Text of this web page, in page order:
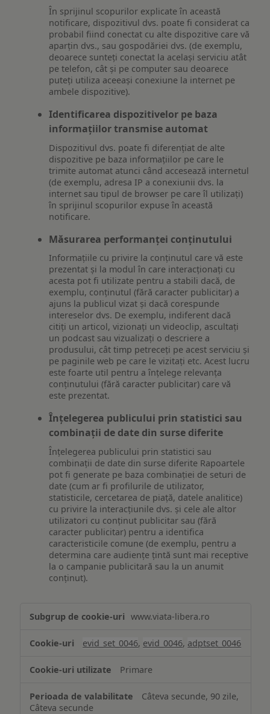
În sprijinul scopurilor explicate în această
notificare, dispozitivul dvs. poate fi considerat ca
probabil fiind conectat cu alte dispozitive care vă
aparțin dvs., sau gospodăriei dvs. (de exemplu,
deoarece sunteți conectat la același serviciu atât
pe telefon, cât și pe computer sau deoarece
puteți utiliza aceeași conexiune la internet pe
ambele dispozitive).
Identificarea dispozitivelor pe baza
informațiilor transmise automat
Dispozitivul dvs. poate fi diferențiat de alte
dispozitive pe baza informațiilor pe care le
trimite automat atunci când accesează internetul
(de exemplu, adresa IP a conexiunii dvs. la
internet sau tipul de browser pe care îl utilizați)
în sprijinul scopurilor expuse în această
notificare.
Măsurarea performanței conținutului
Informațiile cu privire la conținutul care vă este
prezentat și la modul în care interacționați cu
acesta pot fi utilizate pentru a stabili dacă, de
exemplu, conținutul (fără caracter publicitar) a
ajuns la publicul vizat și dacă corespunde
intereselor dvs. De exemplu, indiferent dacă
citiți un articol, vizionați un videoclip, ascultați
un podcast sau vizualizați o descriere a
produsului, cât timp petreceți pe acest serviciu și
pe paginile web pe care le vizitați etc. Acest lucru
este foarte util pentru a înțelege relevanța
conținutului (fără caracter publicitar) care vă
este prezentat.
Înțelegerea publicului prin statistici sau
combinații de date din surse diferite
Înțelegerea publicului prin statistici sau
combinații de date din surse diferite Rapoartele
pot fi generate pe baza combinației de seturi de
date (cum ar fi profilurile de utilizator,
statisticile, cercetarea de piață, datele analitice)
cu privire la interacțiunile dvs. și cele ale altor
utilizatori cu conținut publicitar sau (fără
caracter publicitar) pentru a identifica
caracteristicile comune (de exemplu, pentru a
determina care audiențe țintă sunt mai receptive
la o campanie publicitară sau la un anumit
conținut).
www.viata-libera.ro
evid_set_0046, evid_0046, adptset_0046
Primare
Câteva secunde, 90 zile,
Câteva secunde